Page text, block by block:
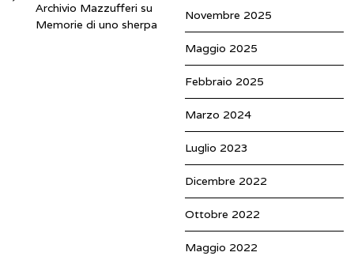
Archivio Mazzufferi su
Memorie di uno sherpa
Novembre 2025
Maggio 2025
Febbraio 2025
Marzo 2024
Luglio 2023
Dicembre 2022
Ottobre 2022
Maggio 2022